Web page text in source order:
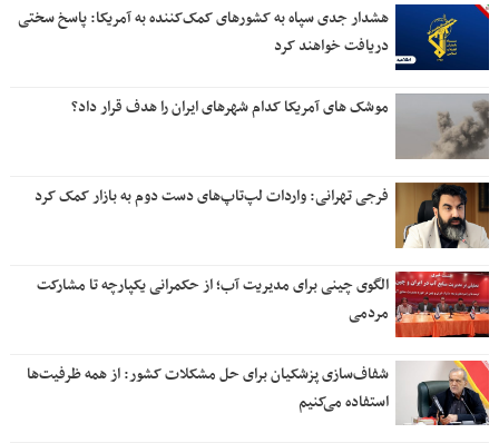
هشدار جدی سپاه به کشورهای کمک‌کننده به آمریکا: پاسخ سختی
دریافت خواهند کرد
موشک های آمریکا کدام شهرهای ایران را هدف قرار داد؟
فرجی تهرانی: واردات لپ‌تاپ‌های دست دوم به بازار کمک کرد
الگوی چینی برای مدیریت آب؛ از حکمرانی یکپارچه تا مشارکت
مردمی
شفاف‌سازی پزشکیان برای حل مشکلات کشور: از همه ظرفیت‌ها
استفاده می‌کنیم